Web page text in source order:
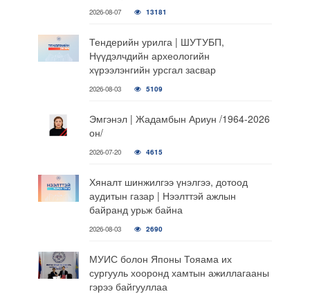
2026-08-07 13181
Тендерийн урилга | ШУТУБП,
Нүүдэлчдийн археологийн
хүрээлэнгийн урсгал засвар
2026-08-03 5109
Эмгэнэл | Жадамбын Ариун /1964-2026
он/
2026-07-20 4615
Хяналт шинжилгээ үнэлгээ, дотоод
аудитын газар | Нээлттэй ажлын
байранд урьж байна
2026-08-03 2690
МУИС болон Японы Тояама их
сургууль хооронд хамтын ажиллагааны
гэрээ байгууллаа